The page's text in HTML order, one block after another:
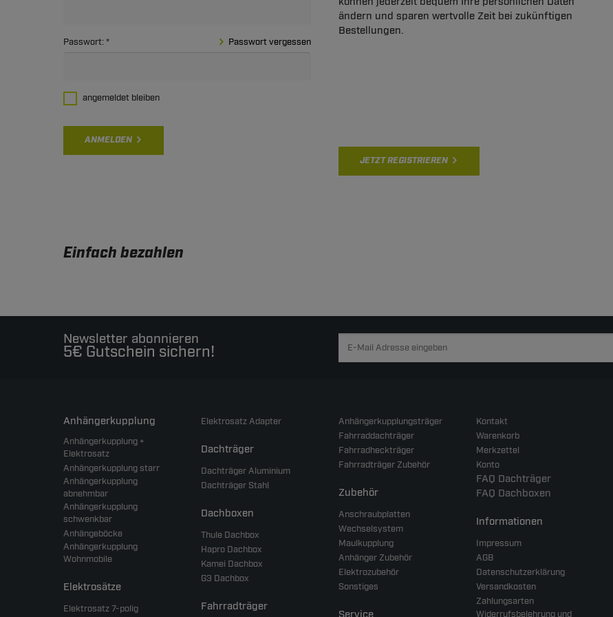
Passwort: Passwort vergessen
angemeldet bleiben
ANMELDEN
ändern und sparen wertvolle Zeit bei zukünftigen
Bestellungen.
JETZT REGISTRIEREN
Einfach bezahlen
Newsletter abonnieren
5€ Gutschein sichern!
Anhängerkupplung
Anhängerkupplung +
Elektrosatz
Anhängerkupplung starr
Anhängerkupplung
abnehmbar
Anhängerkupplung
schwenkbar
Anhängeböcke
Anhängerkupplung
Wohnmobile
Elektrosätze
Elektrosatz 7-polig
Elektrosatz Adapter
Dachträger
Dachträger Aluminium
Dachträger Stahl
Dachboxen
Thule Dachbox
Hapro Dachbox
Kamei Dachbox
G3 Dachbox
Fahrradträger
Anhängerkupplungsträger
Fahrraddachträger
Fahrradheckträger
Fahrradträger Zubehör
Zubehör
Anschraubplatten
Wechselsystem
Maulkupplung
Anhänger Zubehör
Elektrozubehör
Sonstiges
Kontakt
Warenkorb
Merkzettel
Konto
FAQ Dachträger
FAQ Dachboxen
Informationen
Impressum
AGB
Datenschutzerklärung
Versandkosten
Zahlungsarten
Widerrufsbelehrung und